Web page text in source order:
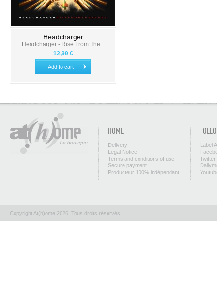
Headcharger
Headcharger - Rise From The...
12,99 €
Add to cart
HOME
Delivery
Legal Notice
Terms and conditions of use
Secure payment
Producteur 100% indépendant
Label
Twitter
Copyright At(h)ome 2026. Tous droits réservés